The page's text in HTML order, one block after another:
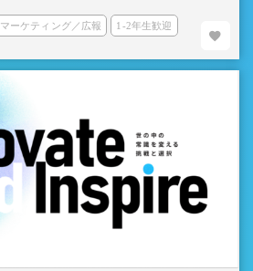
マーケティング／広報 1-2年生歓迎